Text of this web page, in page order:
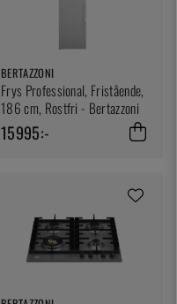
BERTAZZONI
Frys Professional, Fristående,
186 cm, Rostfri - Bertazzoni
15995:-